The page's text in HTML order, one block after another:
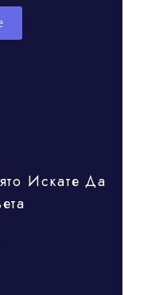
Искате Да